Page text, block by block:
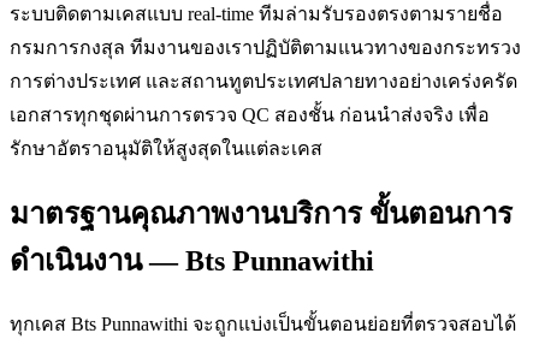
ระบบติดตามเคสแบบ real-time ทีมล่ามรับรองตรงตามรายชื่อ
กรมการกงสุล ทีมงานของเราปฏิบัติตามแนวทางของกระทรวง
การต่างประเทศ และสถานทูตประเทศปลายทางอย่างเคร่งครัด
เอกสารทุกชุดผ่านการตรวจ QC สองชั้น ก่อนนำส่งจริง เพื่อ
รักษาอัตราอนุมัติให้สูงสุดในแต่ละเคส
มาตรฐานคุณภาพงานบริการ ขั้นตอนการ
ดำเนินงาน — Bts Punnawithi
ทุกเคส Bts Punnawithi จะถูกแบ่งเป็นขั้นตอนย่อยที่ตรวจสอบได้